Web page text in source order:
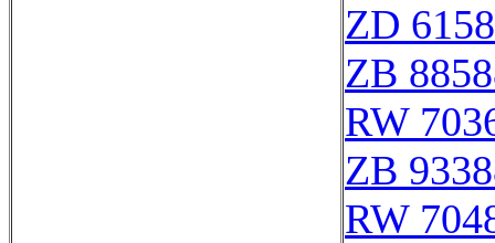
ZD
ZB
RW
ZB
RW